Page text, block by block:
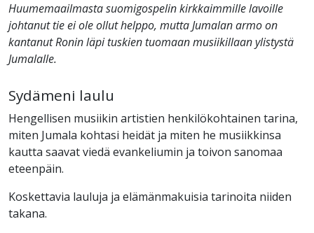
Huumemaailmasta suomigospelin kirkkaimmille lavoille
johtanut tie ei ole ollut helppo, mutta Jumalan armo on
kantanut Ronin läpi tuskien tuomaan musiikillaan ylistystä
Jumalalle.
Sydämeni laulu
Hengellisen musiikin artistien henkilökohtainen tarina,
miten Jumala kohtasi heidät ja miten he musiikkinsa
kautta saavat viedä evankeliumin ja toivon sanomaa
eteenpäin.
Koskettavia lauluja ja elämänmakuisia tarinoita niiden
takana.